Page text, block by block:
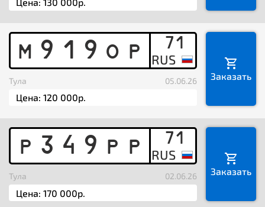
M 9 1 9 O P 71
Тула 05.06.26 Заказать
P 3 4 9 P P 71
Тула 02.06.26 Заказать